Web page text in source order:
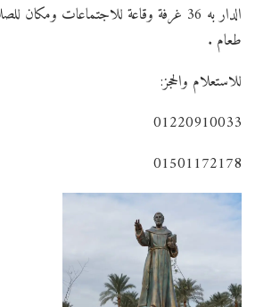
الدار به 36 غرفة وقاعة للاجتماعات
طعام .
للاستعلام والحجز:
01220910033
01501172178